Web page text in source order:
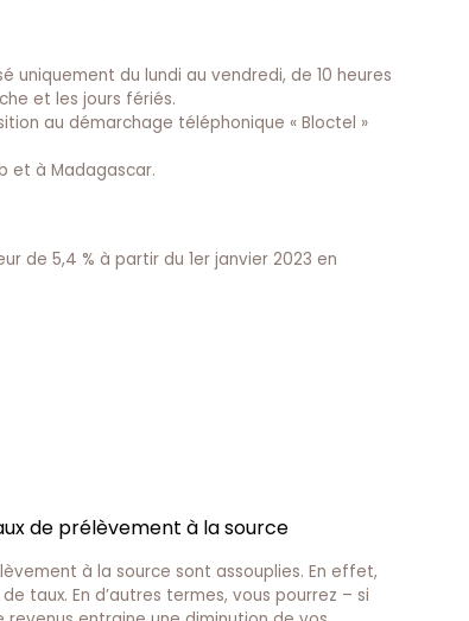
uniquement du lundi au vendredi, de 10 heures
et les jours fériés.
au démarchage téléphonique « Bloctel »
et à Madagascar.
de 5,4 % à partir du 1er janvier 2023 en
de prélèvement à la source
à la source sont assouplies. En effet,
taux. En d’autres termes, vous pourrez – si